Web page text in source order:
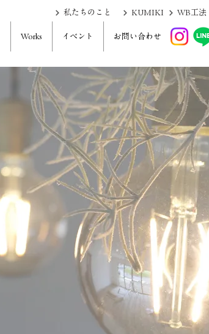
KUMIKI
私たちのこと WB工法
Works イベント お問い合わせ